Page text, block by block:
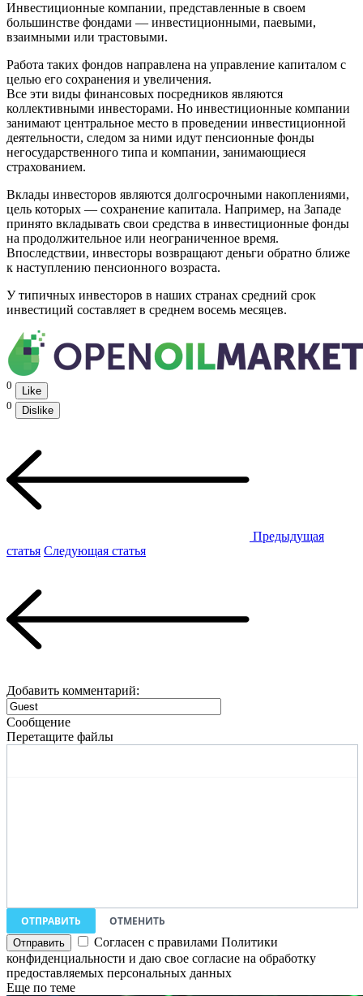
Инвестиционные компании, представленные в своем
большинстве фондами — инвестиционными, паевыми,
взаимными или трастовыми.
Работа таких фондов направлена на управление капиталом с
целью его сохранения и увеличения.
Все эти виды финансовых посредников являются
коллективными инвесторами. Но инвестиционные компании
занимают центральное место в проведении инвестиционной
деятельности, следом за ними идут пенсионные фонды
негосударственного типа и компании, занимающиеся
страхованием.
Вклады инвесторов являются долгосрочными накоплениями,
цель которых — сохранение капитала. Например, на Западе
принято вкладывать свои средства в инвестиционные фонды
на продолжительное или неограниченное время.
Впоследствии, инвесторы возвращают деньги обратно ближе
к наступлению пенсионного возраста.
У типичных инвесторов в наших странах средний срок
инвестиций составляет в среднем восемь месяцев.
0
Like
0
Dislike
Предыдущая
статья Следующая статья
Добавить комментарий:
Сообщение
Перетащите файлы
ОТПРАВИТЬ
ОТМЕНИТЬ
Согласен с правилами Политики
конфиденциальности и даю свое согласие на обработку
предоставляемых персональных данных
Еще по теме